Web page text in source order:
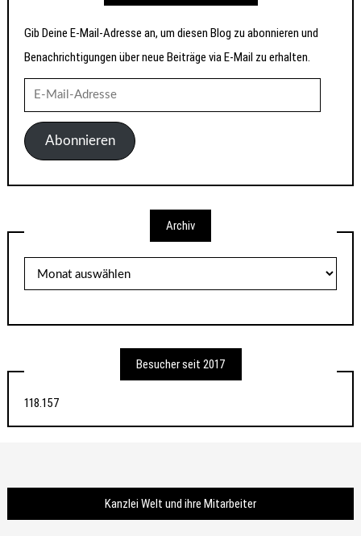
Gib Deine E-Mail-Adresse an, um diesen Blog zu abonnieren und
Benachrichtigungen über neue Beiträge via E-Mail zu erhalten.
Mail-
AdresseAbonnieren
Archiv
Besucher seit 2017
118.157
Kanzlei Welt und ihre Mitarbeiter